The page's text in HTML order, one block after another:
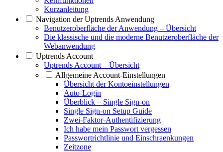
Kurzanleitung
Navigation der Uptrends Anwendung
Benutzeroberfläche der Anwendung – Übersicht
Die klassische und die moderne Benutzeroberfläche der
Webanwendung
Uptrends Account
Uptrends Account – Übersicht
Allgemeine Account-Einstellungen
Übersicht der Kontoeinstellungen
Auto-Login
Überblick – Single Sign-on
Single Sign-on Setup Guide
Zwei-Faktor-Authentifizierung
Ich habe mein Passwort vergessen
Passwortrichtlinie und Einschraenkungen
Zeitzone